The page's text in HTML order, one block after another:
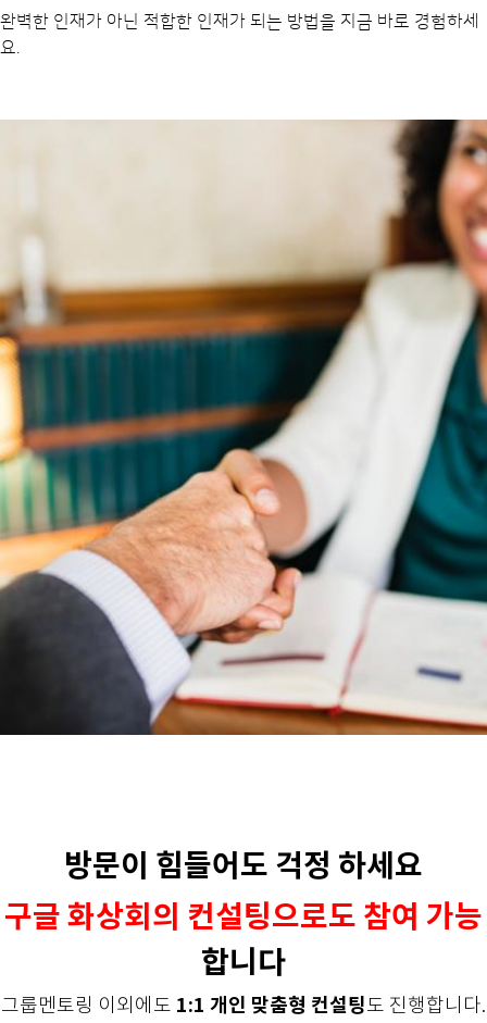
완벽한 인재가 아닌 적합한 인재가 되는 방법을 지금 바로 경험하세
요.
방문이 힘들어도 걱정 하세요
구글 화상회의 컨설팅으로도 참여 가능
합니다
그룹멘토링 이외에도 1:1 개인 맞춤형 컨설팅도 진행합니다.